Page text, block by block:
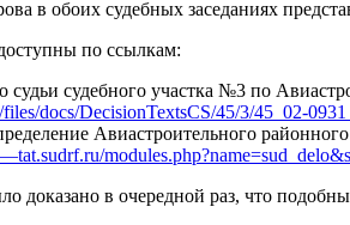
в обоих судебных заседаниях
по ссылкам:
судебного участка №3 по
docs/DecisionTextsCS/45/3/45_02-
Авиастроительного
доказано в очередной раз, что